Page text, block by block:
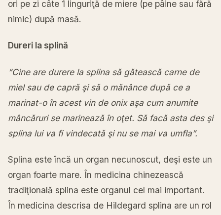
ori pe zi câte 1 linguriţă de miere (pe pâine sau fără
nimic) după masă.
Dureri la splină
“Cine are durere la splina să gătească carne de
miel sau de capră şi să o mănânce după ce a
marinat-o în acest vin de onix aşa cum anumite
mâncăruri se marinează în oţet. Să facă asta des şi
splina lui va fi vindecată şi nu se mai va umfla”.
Splina este încă un organ necunoscut, deşi este un
organ foarte mare. În medicina chinezească
tradiţională splina este organul cel mai important.
În medicina descrisa de Hildegard splina are un rol